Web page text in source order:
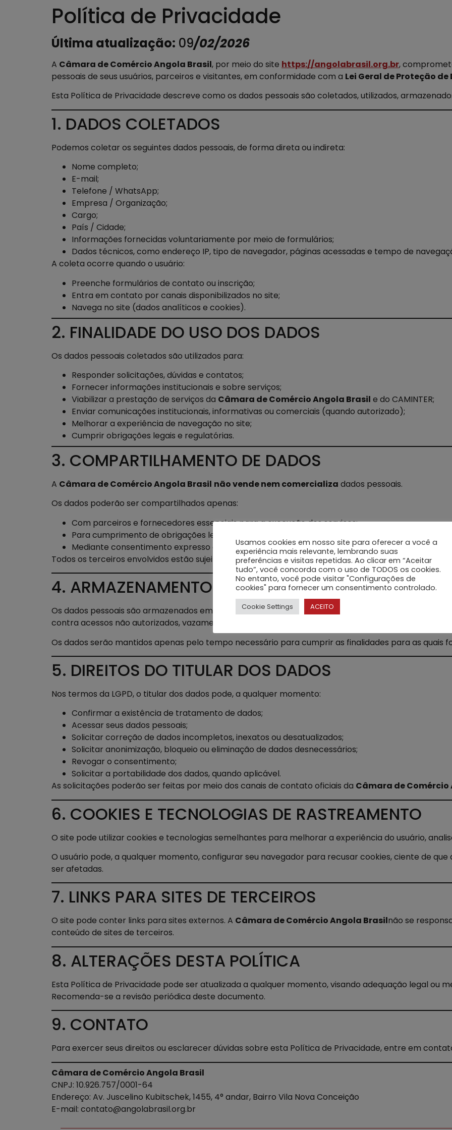
Política de Privacidade
Última atualização: 09/02/2026
A Câmara de Comércio Angola Brasil, por meio do site https://angolabrasil.org.br,
pessoais de seus usuários, parceiros e visitantes, em conformidade com a Lei Geral de Proteção de
Esta Política de Privacidade descreve como os dados pessoais são coletados, utilizados,
1. DADOS COLETADOS
Podemos coletar os seguintes dados pessoais, de forma direta ou indireta:
Nome completo;
E-mail;
Telefone / WhatsApp;
Empresa / Organização;
Cargo;
País / Cidade;
Informações fornecidas voluntariamente por meio de formulários;
Dados técnicos, como endereço IP, tipo de navegador, páginas acessadas e tempo de
A coleta ocorre quando o usuário:
Preenche formulários de contato ou inscrição;
Entra em contato por canais disponibilizados no site;
Navega no site (dados analíticos e cookies).
2. FINALIDADE DO USO DOS DADOS
Os dados pessoais coletados são utilizados para:
Responder solicitações, dúvidas e contatos;
Fornecer informações institucionais e sobre serviços;
Viabilizar a prestação de serviços da Câmara de Comércio Angola Brasil e do CAMINTER;
Enviar comunicações institucionais, informativas ou comerciais (quando autorizado);
Melhorar a experiência de navegação no site;
Cumprir obrigações legais e regulatórias.
3. COMPARTILHAMENTO DE DADOS
A Câmara de Comércio Angola Brasil não vende nem comercializa dados pessoais.
Os dados poderão ser compartilhados apenas:
Com parceiros e fornecedores essenciais para a execução dos serviços;
Para cumprimento de obrigações legais, judiciais ou regulatórias;
Mediante consentimento expresso do titular dos dados.
Todos os terceiros envolvidos estão sujeitos a obrigações de confidencialidade e proteção de dados.
4. ARMAZENAMENTO E SEGURANÇA
Os dados pessoais são armazenados em ambientes seguros e controlados, adotando-se medidas
contra acessos não autorizados, vazamentos, perdas ou usos indevidos.
Os dados serão mantidos apenas pelo tempo necessário para cumprir as finalidades para as quais
5. DIREITOS DO TITULAR DOS DADOS
Nos termos da LGPD, o titular dos dados pode, a qualquer momento:
Confirmar a existência de tratamento de dados;
Acessar seus dados pessoais;
Solicitar correção de dados incompletos, inexatos ou desatualizados;
Solicitar anonimização, bloqueio ou eliminação de dados desnecessários;
Revogar o consentimento;
Solicitar a portabilidade dos dados, quando aplicável.
As solicitações poderão ser feitas por meio dos canais de contato oficiais da Câmara de Comércio
6. COOKIES E TECNOLOGIAS DE RASTREAMENTO
O site pode utilizar cookies e tecnologias semelhantes para melhorar a experiência do usuário,
O usuário pode, a qualquer momento, configurar seu navegador para recusar cookies, ciente de
ser afetadas.
7. LINKS PARA SITES DE TERCEIROS
O site pode conter links para sites externos. A Câmara de Comércio Angola Brasilnão se
conteúdo de sites de terceiros.
8. ALTERAÇÕES DESTA POLÍTICA
Esta Política de Privacidade pode ser atualizada a qualquer momento, visando adequação legal ou
Recomenda-se a revisão periódica deste documento.
9. CONTATO
Para exercer seus direitos ou esclarecer dúvidas sobre esta Política de Privacidade, entre em
Câmara de Comércio Angola Brasil
CNPJ: 10.926.757/0001-64
Endereço: Av. Juscelino Kubitschek, 1455, 4° andar, Bairro Vila Nova Conceição
E-mail: contato@angolabrasil.org.br
Usamos cookies em nosso site para oferecer a você a
experiência mais relevante, lembrando suas
preferências e visitas repetidas. Ao clicar em “Aceitar
tudo”, você concorda com o uso de TODOS os cookies.
No entanto, você pode visitar "Configurações de
cookies" para fornecer um consentimento controlado.
Cookie Settings ACEITO